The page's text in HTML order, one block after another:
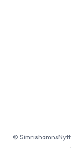
© SimrishamnsNytt